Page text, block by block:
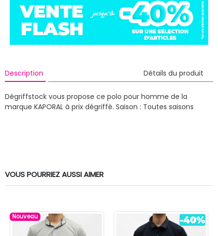
Description Détails du produit
Dégriffstock vous propose ce polo pour homme de la
marque KAPORAL à prix dégriffé. Saison : Toutes saisons
VOUS POURRIEZ AUSSI AIMER
Nouveau